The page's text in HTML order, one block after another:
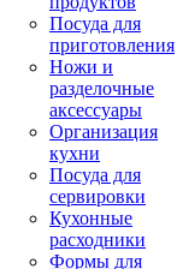
Посуда для
приготовления
Ножи и
разделочные
аксессуары
Организация
кухни
Посуда для
сервировки
Кухонные
расходники
Формы для